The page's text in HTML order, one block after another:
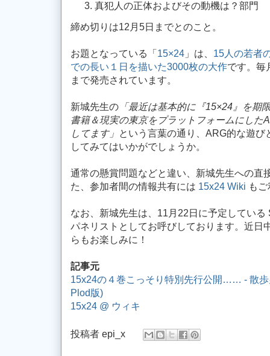
真犯人の正体およびその動機は？部門
締め切りは12月5日までとのこと。
お題となっている「 15×24 」は、 15人の若者
での長い１日を描いた3000枚の大作です。毎
まで発売されています。
新城先生の 「最近は基本的に『15×24』を期
書籍＆現実の東京をプラットフォームにした
してます」 という言葉の通り、ARG的な遊
してみてはいかがでしょうか。
通常の懸賞問題などと違い、新城先生への直
た、参加者間の情報共有には 15x24 Wiki も
なお、新城先生は、11月22日に予定してい
パネリストとしてお呼びしております。近日
らもお楽しみに！
記事元
15x24の４巻こっそり特別先行公開…… - 散歩
Plod版)
15x24 @ ウィキ
投稿者 epi_x